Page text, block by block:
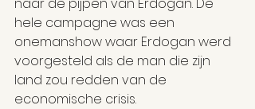
hele campagne was een
onemanshow waar Erdogan werd
voorgesteld als de man die zijn
land zou redden van de
economische crisis.